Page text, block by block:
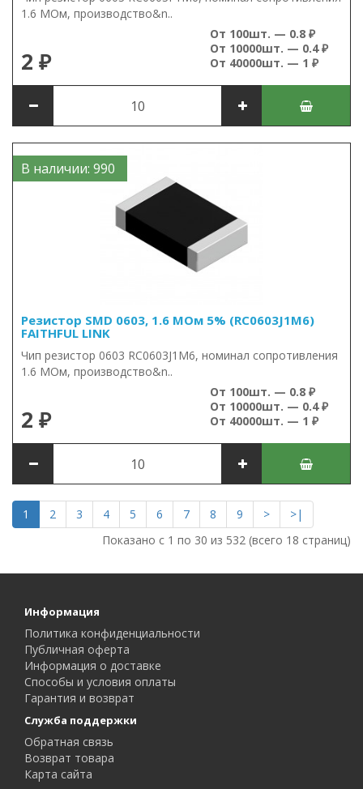
1.6 МОм, производство&n..
2 ₽
От 100шт. — 0.8 ₽
От 10000шт. — 0.4 ₽
От 40000шт. — 1 ₽
В наличии: 990
Резистор SMD 0603, 1.6 МОм 5% (RC0603J1M6)
FAITHFUL LINK
Чип резистор 0603 RC0603J1M6, номинал сопротивления
1.6 МОм, производство&n..
2 ₽
От 100шт. — 0.8 ₽
От 10000шт. — 0.4 ₽
От 40000шт. — 1 ₽
1 2 3 4 5 6 7 8 9 >
>|
Показано с 1 по 30 из 532 (всего 18 страниц)
Информация
Политика конфиденциальности
Публичная оферта
Информация о доставке
Способы и условия оплаты
Гарантия и возврат
Служба поддержки
Обратная связь
Возврат товара
Карта сайта